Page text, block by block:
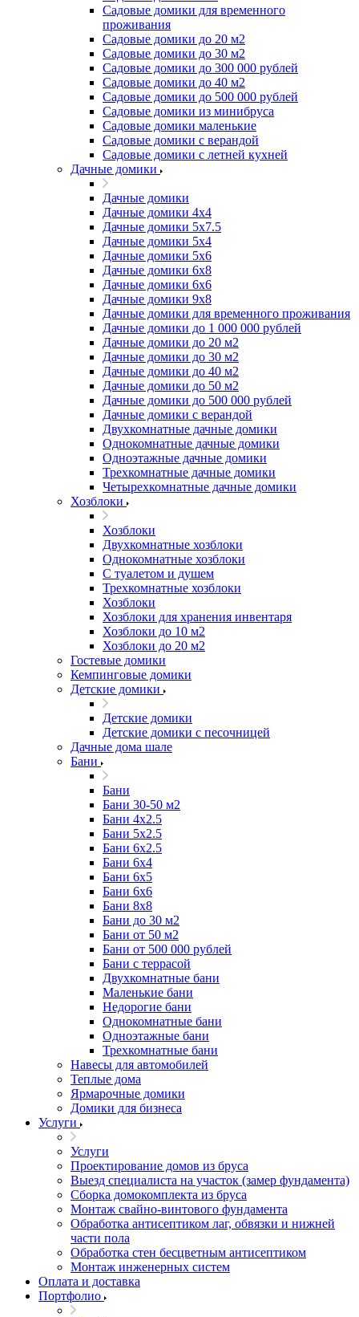
Садовые домики для временного
проживания
Садовые домики до 20 м2
Садовые домики до 30 м2
Садовые домики до 300 000 рублей
Садовые домики до 40 м2
Садовые домики до 500 000 рублей
Садовые домики из минибруса
Садовые домики маленькие
Садовые домики с верандой
Садовые домики с летней кухней
Дачные домики
Дачные домики
Дачные домики 4х4
Дачные домики 5x7.5
Дачные домики 5х4
Дачные домики 5х6
Дачные домики 6x8
Дачные домики 6х6
Дачные домики 9x8
Дачные домики для временного проживания
Дачные домики до 1 000 000 рублей
Дачные домики до 20 м2
Дачные домики до 30 м2
Дачные домики до 40 м2
Дачные домики до 50 м2
Дачные домики до 500 000 рублей
Дачные домики с верандой
Двухкомнатные дачные домики
Однокомнатные дачные домики
Одноэтажные дачные домики
Трехкомнатные дачные домики
Четырехкомнатные дачные домики
Хозблоки
Хозблоки
Двухкомнатные хозблоки
Однокомнатные хозблоки
С туалетом и душем
Трехкомнатные хозблоки
Хозблоки
Хозблоки для хранения инвентаря
Хозблоки до 10 м2
Хозблоки до 20 м2
Гостевые домики
Кемпинговые домики
Детские домики
Детские домики
Детские домики с песочницей
Дачные дома шале
Бани
Бани
Бани 30-50 м2
Бани 4x2.5
Бани 5x2.5
Бани 6x2.5
Бани 6х4
Бани 6х5
Бани 6х6
Бани 8x8
Бани до 30 м2
Бани от 50 м2
Бани от 500 000 рублей
Бани с террасой
Двухкомнатные бани
Маленькие бани
Недорогие бани
Однокомнатные бани
Одноэтажные бани
Трехкомнатные бани
Навесы для автомобилей
Теплые дома
Ярмарочные домики
Домики для бизнеса
Услуги
Услуги
Проектирование домов из бруса
Выезд специалиста на участок (замер фундамента)
Сборка домокомплекта из бруса
Монтаж свайно-винтового фундамента
Обработка антисептиком лаг, обвязки и нижней
части пола
Обработка стен бесцветным антисептиком
Монтаж инженерных систем
Оплата и доставка
Портфолио